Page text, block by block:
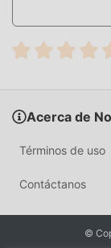
El juego
pasen mucho
tiempo, el
aparición de
necesita gastar
ayudarlo
a concentrarse
Acerca de
Términos de uso
Contáctanos
©